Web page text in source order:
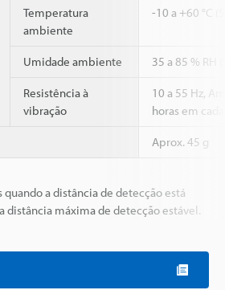
Temperatura
ambiente
-10 a +60 °C
Umidade ambiente 35 a 85 % RH
Resistência à
vibração
10 a 55 Hz,
horas em
Aprox. 45 g
a distância de detecção está
distância máxima de detecção estável.